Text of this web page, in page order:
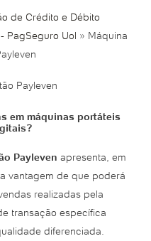
de Crédito e Débito
PagSeguro Uol » Máquina
Payleven
em máquinas portáteis
Payleven apresenta, em
vantagem de que poderá
realizadas pela
transação específica
diferenciada.